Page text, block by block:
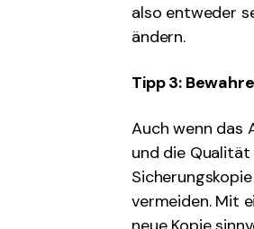
also entweder
ändern.
Tipp 3:
Auch wenn das
und die
vermeiden. Mit